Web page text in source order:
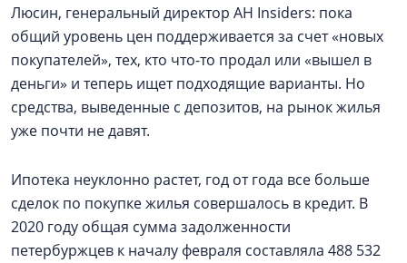
Люсин, генеральный директор АН Insiders: пока
общий уровень цен поддерживается за счет «новых
покупателей», тех, кто что-то продал или «вышел в
деньги» и теперь ищет подходящие варианты. Но
средства, выведенные с депозитов, на рынок жилья
уже почти не давят.
Ипотека неуклонно растет, год от года все больше
сделок по покупке жилья совершалось в кредит. В
2020 году общая сумма задолженности
петербуржцев к началу февраля составляла 488 532